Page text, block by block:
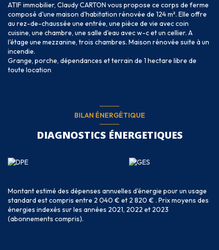
ATIF immobilier, Claudy CARTON vous propose ce corps de ferme
composé d'une maison d'habitation rénovée de 124 m². Elle offre
au rez-de-chaussée une entrée, une pièce de vie avec coin
cuisine, une chambre, une salle d'eau avec w-c et un cellier. A
l'étage une mezzanine, trois chambres. Maison rénovée suite à un
incendie.
Grange, porche, dépendances et terrain de 1 hectare libre de
toute location
BILAN ÉNERGÉTIQUE
DIAGNOSTICS ÉNERGETIQUES
Montant estimé des dépenses annuelles d'énergie pour un usage
standard est compris entre 2 040 € et 2 820 € . Prix moyens des
énergies indexés sur les années 2021, 2022 et 2023
(abonnements compris).